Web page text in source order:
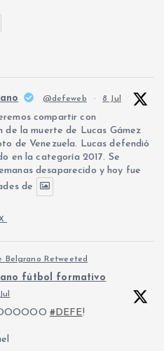
@defeweb · 8 Jul
compartir con
de la muerte de Lucas Gámez
de Venezuela. Lucas defendió
en la categoría 2017. Se
desaparecido y hoy fue
de
Belgrano Retweeted
fútbol formativo
#DEFE!